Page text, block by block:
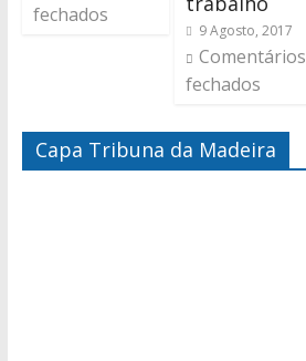
fechados
9 Agosto, 2017
Comentários
fechados
Capa Tribuna da Madeira